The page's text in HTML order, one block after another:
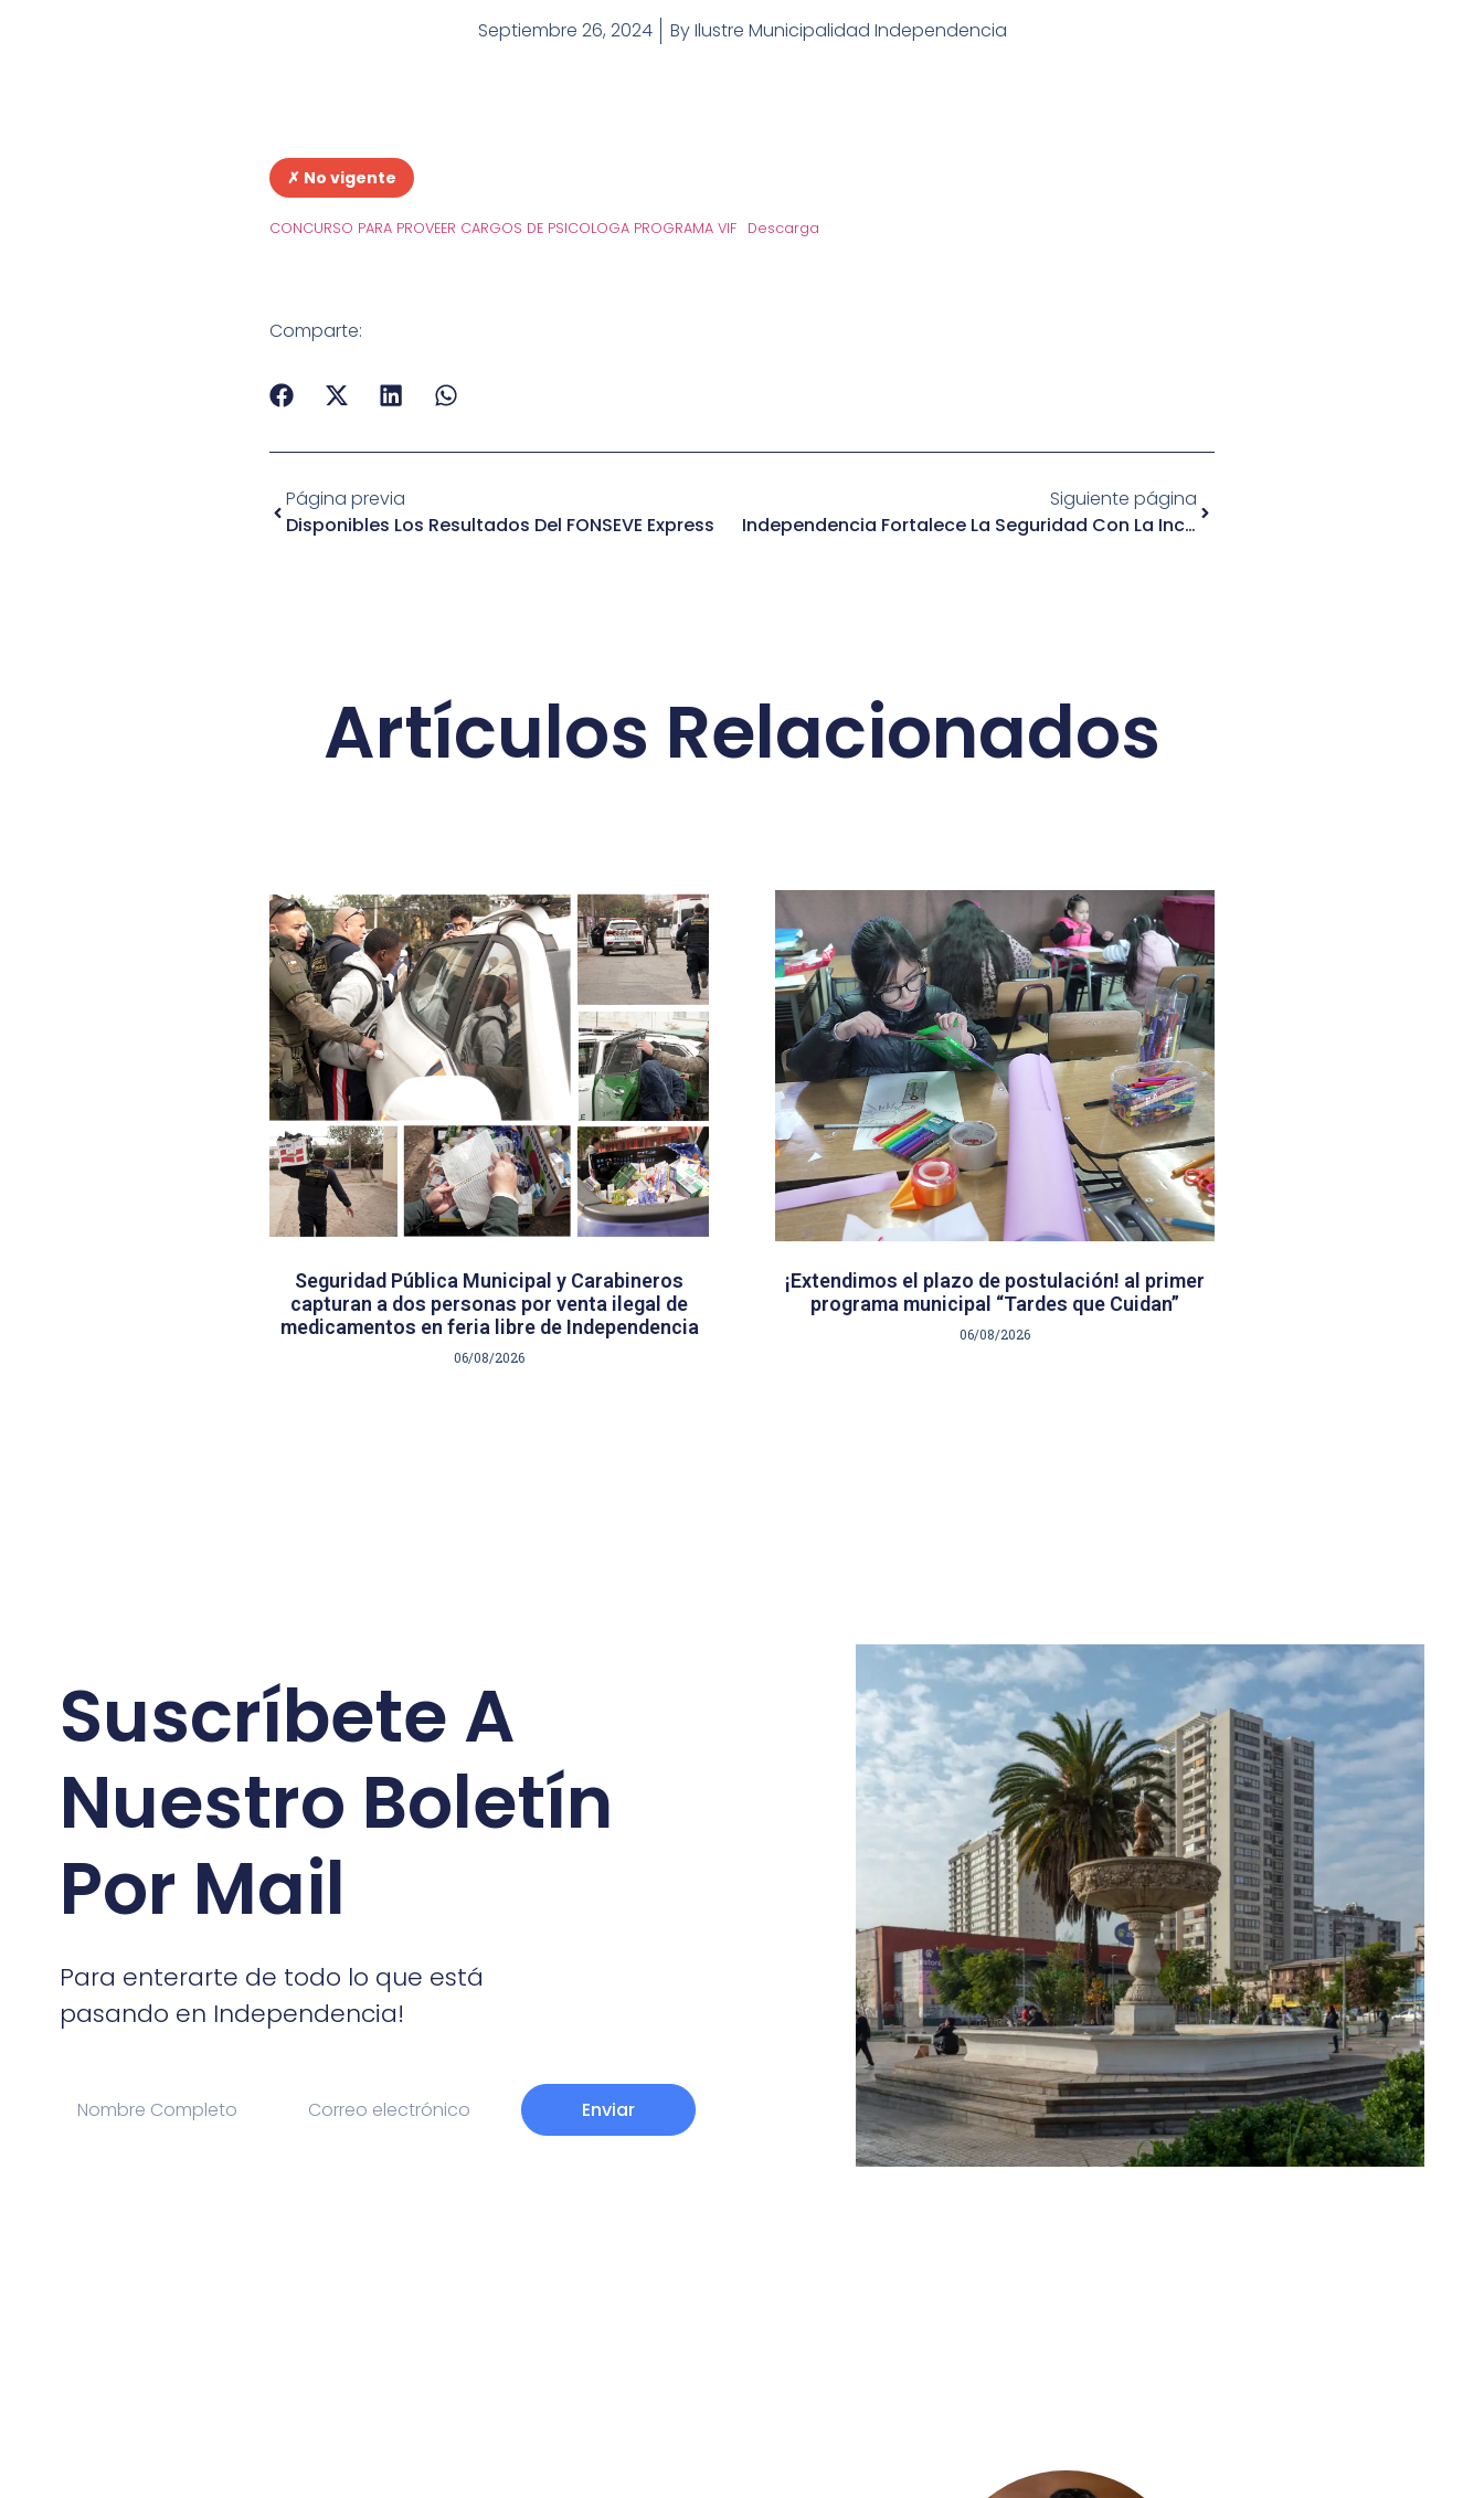
Septiembre 26, 2024 ByIlustre Municipalidad Independencia
✗ No vigente
CONCURSO PARA PROVEER CARGOS DE PSICOLOGA PROGRAMA VIF Descarga
Comparte:
Página previa
Disponibles Los Resultados Del FONSEVE Express
Siguiente página
Independencia Fortalece La Seguridad Con La Incorporación De Un Nuevo Monoposte Inteligente De Seguridad
Artículos Relacionados
Seguridad Pública Municipal y Carabineros
capturan a dos personas por venta ilegal de
medicamentos en feria libre de Independencia
06/08/2026
¡Extendimos el plazo de postulación! al primer
programa municipal “Tardes que Cuidan”
06/08/2026
Suscríbete A
Nuestro Boletín
Por Mail
Para enterarte de todo lo que está
pasando en Independencia!
Enviar